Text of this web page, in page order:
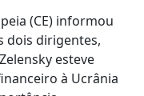
(CE) informou
dois dirigentes,
esteve
à Ucrânia